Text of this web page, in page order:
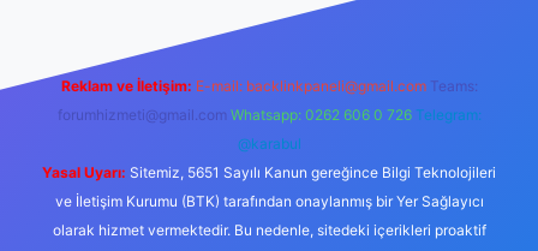
Reklam ve İletişim: E-mail: backlinkpaneli@gmail.com Teams:
forumhizmeti@gmail.com Whatsapp: 0262 606 0 726 Telegram:
@karabul
Yasal Uyarı: Sitemiz, 5651 Sayılı Kanun gereğince Bilgi Teknolojileri
ve İletişim Kurumu (BTK) tarafından onaylanmış bir Yer Sağlayıcı
olarak hizmet vermektedir. Bu nedenle, sitedeki içerikleri proaktif